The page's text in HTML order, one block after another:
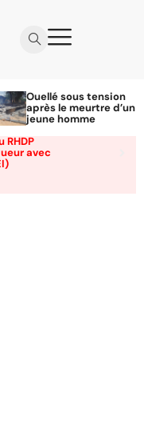
Ouellé sous tension
après le meurtre d’un
jeune homme
avec